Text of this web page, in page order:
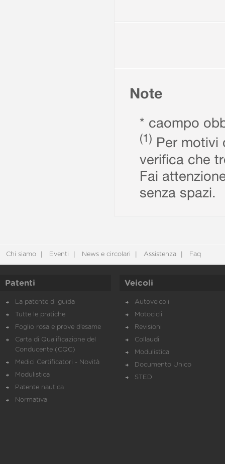
Note
* caompo
(1) Per motivi
verifica che
Fai
senza spazi.
Chi siamo Eventi News e circolari Assistenza Faq
Patenti
La patente di guida
Tutte le pratiche
Foglio rosa e prove d’esame
Carta di Qualificazione del
Conducente (CQC)
Medici Certificatori - Novità
Modulistica
Patente nautica
Normativa
Veicoli
Autoveicoli
Motocicli
Revisioni
Collaudi
Modulistica
Documento Unico
STED